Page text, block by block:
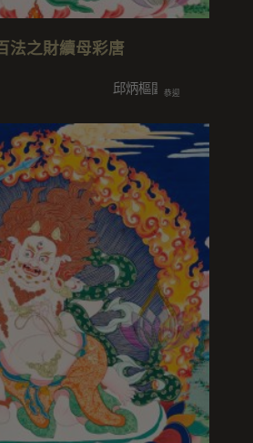
法之財續母彩唐
邱炳樞闔家/王耀德闔家/賴
恭迎